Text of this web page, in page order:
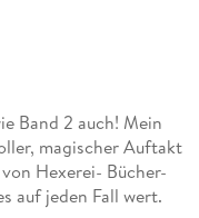
Band 2 auch! Mein
magischer Auftakt
Hexerei- Bücher-
auf jeden Fall wert.